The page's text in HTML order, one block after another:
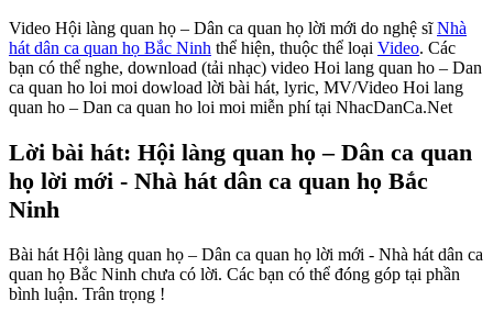
Video Hội làng quan họ – Dân ca quan họ lời mới do nghệ sĩNhà
hát dân ca quan họ Bắc Ninh thể hiện, thuộc thể loại Video. Các
bạn có thể nghe, download (tải nhạc) video Hoi lang quan ho – Dan
ca quan ho loi moi dowload lời bài hát, lyric, MV/Video Hoi lang
quan ho – Dan ca quan ho loi moi miễn phí tại NhacDanCa.Net
Lời bài hát: Hội làng quan họ – Dân ca quan
họ lời mới - Nhà hát dân ca quan họ Bắc
Ninh
Bài hát Hội làng quan họ – Dân ca quan họ lời mới - Nhà hát dân ca
quan họ Bắc Ninh chưa có lời. Các bạn có thể đóng góp tại phần
bình luận. Trân trọng !